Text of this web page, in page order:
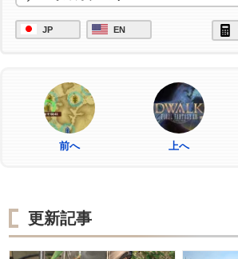
JP EN
前へ 上へ
更新記事